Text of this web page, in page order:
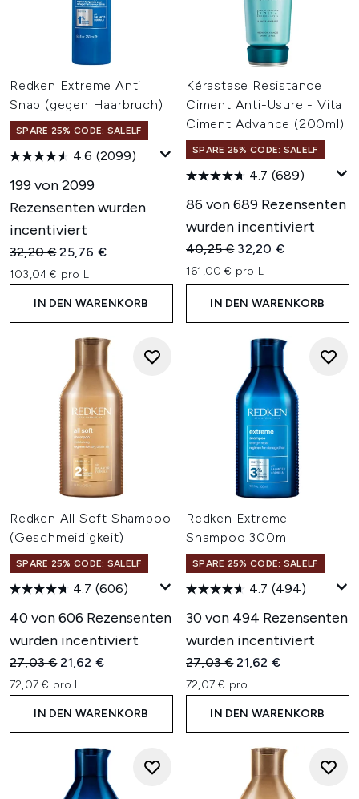
Redken Extreme Anti
Snap (gegen Haarbruch)
SPARE 25% CODE: SALELF
4.6 (2099)
199 von 2099
Rezensenten wurden
incentiviert
Unverbindliche Preisempfehlung:
32,20 €Aktueller Preis:
25,76 €
103,04 € pro L
IN DEN WARENKORB
Kérastase Resistance
Ciment Anti-Usure - Vita
Ciment Advance (200ml)
SPARE 25% CODE: SALELF
4.7 (689)
86 von 689 Rezensenten
wurden incentiviert
Unverbindliche
40,25 € Aktueller Preis:
32,20 €
161,00 € pro L
IN DEN WARENKORB
Redken All Soft Shampoo
(Geschmeidigkeit)
SPARE 25% CODE: SALELF
4.7 (606)
40 von 606 Rezensenten
wurden incentiviert
Unverbindliche Preisempfehlung:
27,03 €Aktueller Preis:
21,62 €
72,07 € pro L
IN DEN WARENKORB
Redken Extreme
Shampoo 300ml
SPARE 25% CODE: SALELF
4.7 (494)
30 von 494 Rezensenten
wurden incentiviert
Unverbindliche
27,03 €Aktueller Preis:
21,62 €
72,07 € pro L
IN DEN WARENKORB